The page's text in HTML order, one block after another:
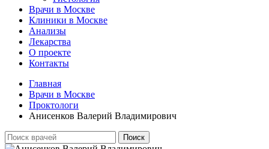
Врачи в Москве
Клиники в Москве
Анализы
Лекарства
О проекте
Контакты
Главная
Врачи в Москве
Проктологи
Анисенков Валерий Владимирович